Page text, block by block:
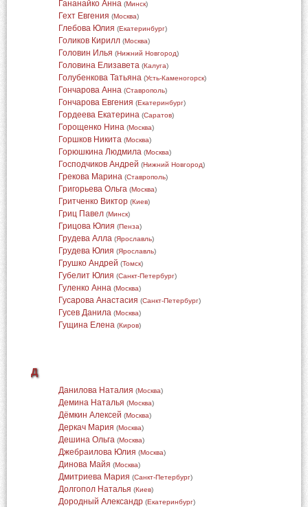
Гананайко Анна (Минск)
Гехт Евгения (Москва)
Глебова Юлия (Екатеринбург)
Голиков Кирилл (Москва)
Головин Илья (Нижний Новгород)
Головина Елизавета (Калуга)
Голубенкова Татьяна (Усть-Каменогорск)
Гончарова Анна (Ставрополь)
Гончарова Евгения (Екатеринбург)
Гордеева Екатерина (Саратов)
Горощенко Нина (Москва)
Горшков Никита (Москва)
Горюшкина Людмила (Москва)
Господчиков Андрей (Нижний Новгород)
Грекова Марина (Ставрополь)
Григорьева Ольга (Москва)
Гритченко Виктор (Киев)
Гриц Павел (Минск)
Грицова Юлия (Пенза)
Грудева Алла (Ярославль)
Грудева Юлия (Ярославль)
Грушко Андрей (Томск)
Губелит Юлия (Санкт-Петербург)
Гуленко Анна (Москва)
Гусарова Анастасия (Санкт-Петербург)
Гусев Данила (Москва)
Гущина Елена (Киров)
Д
Данилова Наталия (Москва)
Демина Наталья (Москва)
Дёмкин Алексей (Москва)
Деркач Мария (Москва)
Дешина Ольга (Москва)
Джебраилова Юлия (Москва)
Динова Майя (Москва)
Дмитриева Мария (Санкт-Петербург)
Долгопол Наталья (Киев)
Дородный Александр (Екатеринбург)